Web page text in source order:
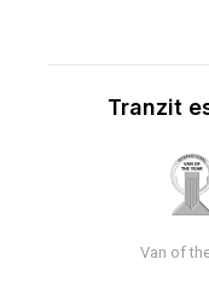
Tranzit
Van of